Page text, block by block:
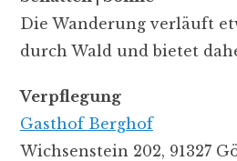
Die Wanderung verläuft
durch Wald und bietet
Verpflegung
Gasthof Berghof
Wichsenstein 202, 91327